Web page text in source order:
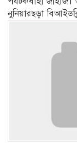
নুনিয়ারছড়া